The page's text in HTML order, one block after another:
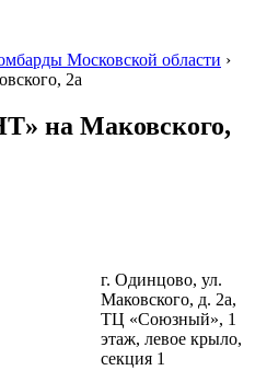
Московской области ›
2а
на Маковского,
г. Одинцово, ул.
Маковского, д. 2а,
ТЦ «Союзный», 1
этаж, левое крыло,
секция 1